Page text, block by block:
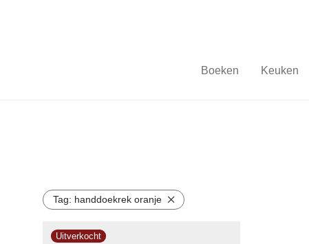
Boeken Keuken
Tag: handdoekrek oranje